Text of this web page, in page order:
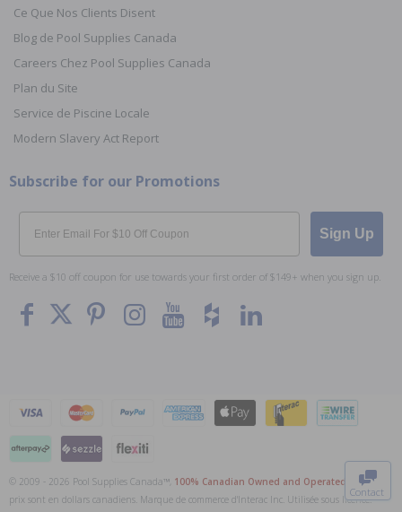
Contact
Ce Que Nos Clients Disent
Blog de Pool Supplies Canada
Careers Chez Pool Supplies Canada
Plan du Site
Service de Piscine Locale
Modern Slavery Act Report
Subscribe for our Promotions
Email
Sign Up
Receive a $10 off coupon for use towards your first order of $149+ when you sign up.
© 2009 - 2026 Pool Supplies Canada™, 100% Canadian Owned and Operated
. Tous les
prix sont en dollars canadiens. Marque de commerce d'Interac Inc. Utilisée sous licence.